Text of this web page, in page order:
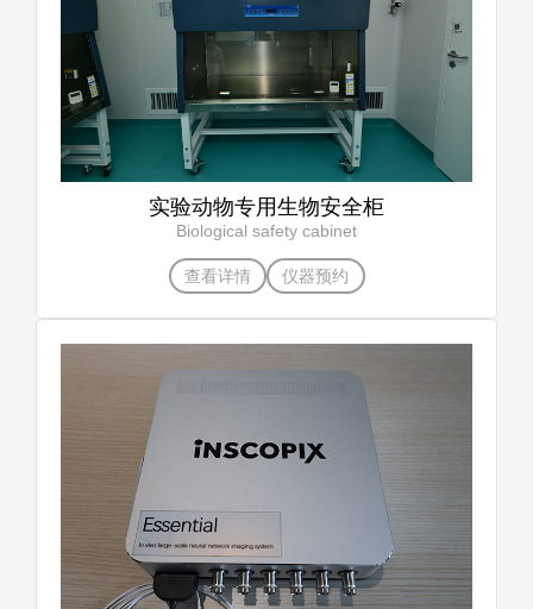
实验动物专用生物安全柜
Biological safety cabinet
查看详情 仪器预约